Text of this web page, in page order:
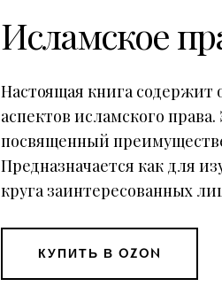
Исламское
Настоящая книга
аспектов исламского
посвященный
Предназначается как для
круга заинтересованных
КУПИТЬ В OZON